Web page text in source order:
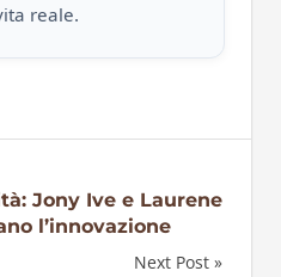
reale.
Jony Ive e Laurene
l’innovazione
Next Post